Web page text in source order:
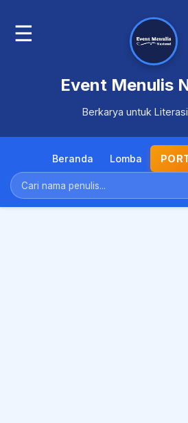
☰
Event Menulis
Berkarya untuk
Beranda Lomba